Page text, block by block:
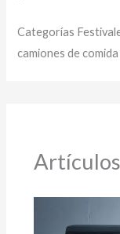
Categorías
camiones de